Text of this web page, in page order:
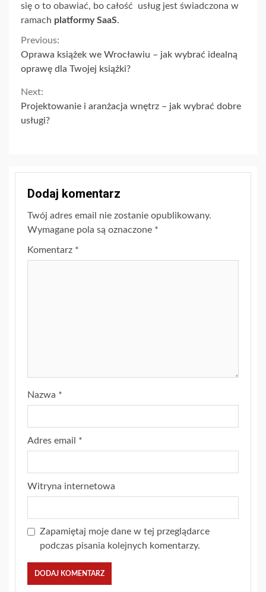
się o to obawiać, bo całość usług jest świadczona w
ramach platformy SaaS.
Continue
Reading
Previous:
Oprawa książek we Wrocławiu – jak wybrać idealną
oprawę dla Twojej książki?
Next:
Projektowanie i aranżacja wnętrz – jak wybrać dobre
usługi?
Dodaj komentarz
Twój adres email nie zostanie opublikowany.
Wymagane pola są oznaczone *
Komentarz *
Nazwa *
Adres email *
Witryna internetowa
Zapamiętaj moje dane w tej przeglądarce
podczas pisania kolejnych komentarzy.